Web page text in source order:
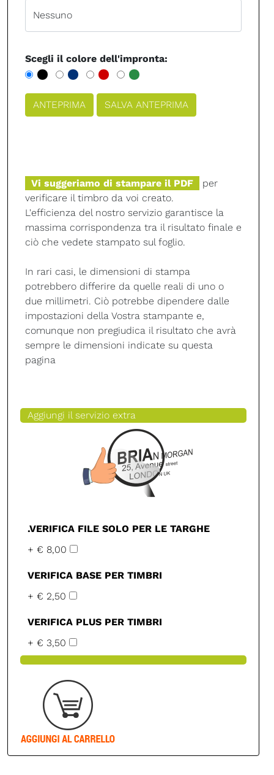
Scegli il colore dell'impronta:
Vi suggeriamo di stampare il PDF
per
verificare il timbro da voi creato.
L'efficienza del nostro servizio garantisce la
massima corrispondenza tra il risultato finale e
ciò che vedete stampato sul foglio.
In rari casi, le dimensioni di stampa
potrebbero differire da quelle reali di uno o
due millimetri. Ciò potrebbe dipendere dalle
impostazioni della Vostra stampante e,
comunque non pregiudica il risultato che avrà
sempre le dimensioni indicate su questa
pagina
Aggiungi il servizio extra
.VERIFICA FILE SOLO PER LE TARGHE
+ € 8,00
VERIFICA BASE PER TIMBRI
+ € 2,50
VERIFICA PLUS PER TIMBRI
+ € 3,50